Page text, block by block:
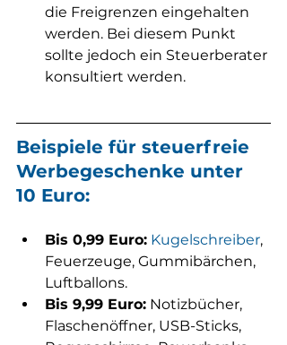
die Freigrenzen eingehalten
werden. Bei diesem Punkt
sollte jedoch ein Steuerberater
konsultiert werden.
Beispiele für steuerfreie
Werbegeschenke unter
10 Euro:
Bis 0,99 Euro: Kugelschreiber,
Feuerzeuge, Gummibärchen,
Luftballons.
Bis 9,99 Euro: Notizbücher,
Flaschenöffner, USB-Sticks,